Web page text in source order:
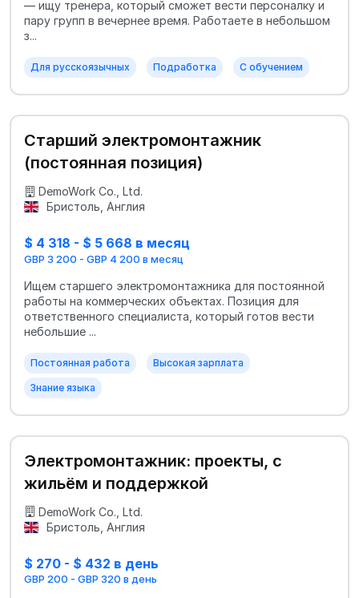
— ищу тренера, который сможет вести персоналку и
пару групп в вечернее время. Работаете в небольшом
з...
Для русскоязычных Подработка С обучением
Старший электромонтажник
(постоянная позиция)
DemoWork Co., Ltd.
Бристоль, Англия
$ 4 318 - $ 5 668 в месяц
GBP 3 200 - GBP 4 200 в месяц
Ищем старшего электромонтажника для постоянной
работы на коммерческих объектах. Позиция для
ответственного специалиста, который готов вести
небольшие ...
Постоянная работа Высокая зарплата
Знание языка
Электромонтажник: проекты, с
жильём и поддержкой
DemoWork Co., Ltd.
Бристоль, Англия
$ 270 - $ 432 в день
GBP 200 - GBP 320 в день